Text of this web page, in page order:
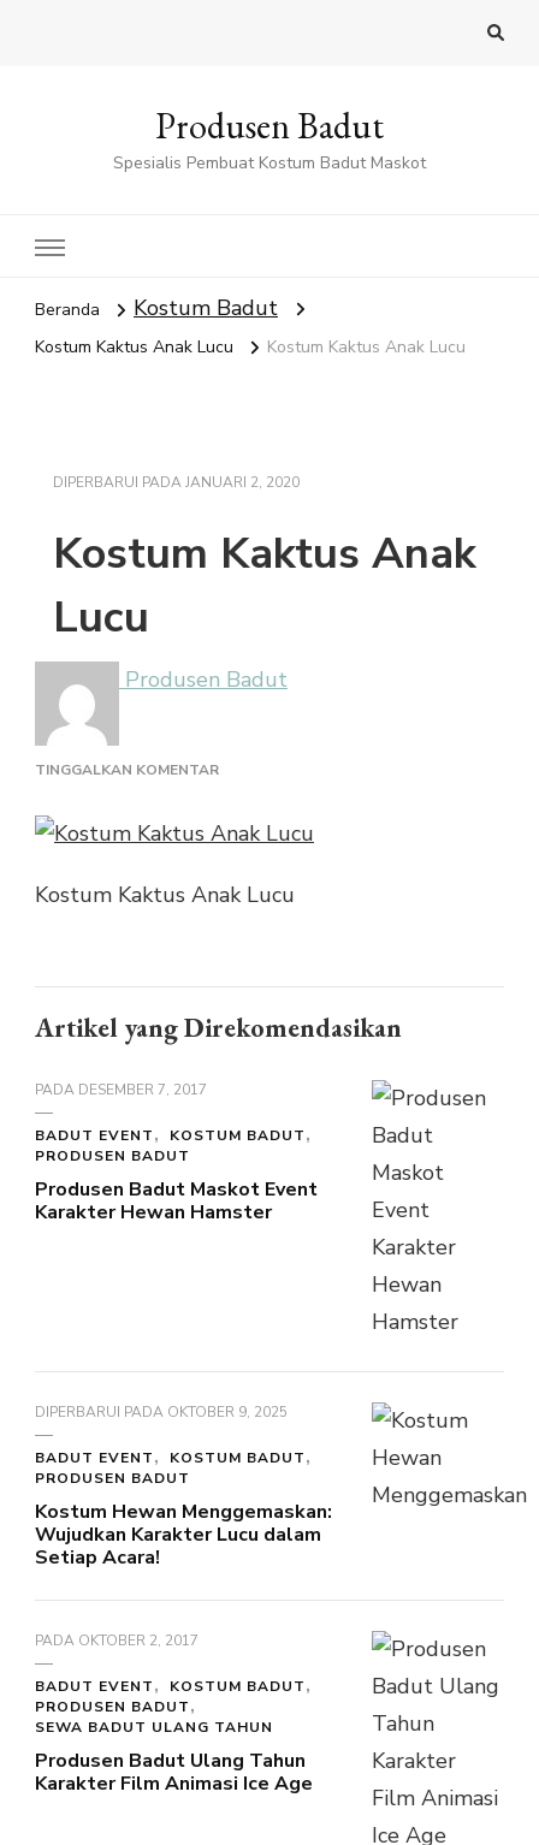
Produsen Badut
Spesialis Pembuat Kostum Badut Maskot
Beranda Kostum Badut
Kostum Kaktus Anak Lucu Kostum Kaktus Anak Lucu
DIPERBARUI PADAJANUARI 2, 2020
Kostum Kaktus Anak
Lucu
Produsen Badut
TINGGALKAN KOMENTARPADA
ANAK
Kostum Kaktus Anak Lucu
Artikel yang Direkomendasikan
PADA DESEMBER 7, 2017
BADUT EVENT
KOSTUM BADUT
PRODUSEN BADUT
Produsen Badut Maskot Event
Karakter Hewan Hamster
DIPERBARUI PADA OKTOBER 9, 2025
BADUT EVENT
KOSTUM BADUT
PRODUSEN BADUT
Kostum Hewan Menggemaskan:
Wujudkan Karakter Lucu dalam
Setiap Acara!
PADA OKTOBER 2, 2017
BADUT EVENT
KOSTUM BADUT
PRODUSEN BADUT
SEWA BADUT ULANG TAHUN
Produsen Badut Ulang Tahun
Karakter Film Animasi Ice Age